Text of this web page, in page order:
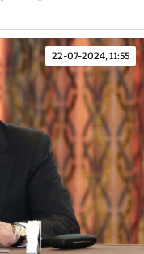
22-07-2024, 11:55